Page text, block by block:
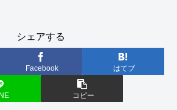
シェアする
Facebook はてブ
コピー